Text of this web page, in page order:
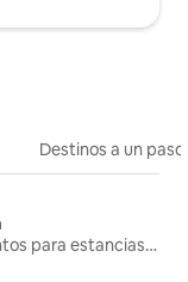
Destinos a un
Alojamientos para estancias largas